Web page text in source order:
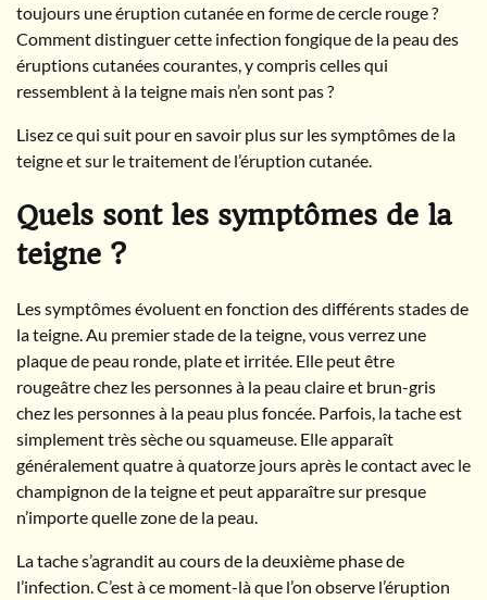
toujours une éruption cutanée en forme de cercle rouge ?
Comment distinguer cette infection fongique de la peau des
éruptions cutanées courantes, y compris celles qui
ressemblent à la teigne mais n’en sont pas ?
Lisez ce qui suit pour en savoir plus sur les symptômes de la
teigne et sur le traitement de l’éruption cutanée.
Quels sont les symptômes de la
teigne ?
Les symptômes évoluent en fonction des différents stades de
la teigne. Au premier stade de la teigne, vous verrez une
plaque de peau ronde, plate et irritée. Elle peut être
rougeâtre chez les personnes à la peau claire et brun-gris
chez les personnes à la peau plus foncée. Parfois, la tache est
simplement très sèche ou squameuse. Elle apparaît
généralement quatre à quatorze jours après le contact avec le
champignon de la teigne et peut apparaître sur presque
n’importe quelle zone de la peau.
La tache s’agrandit au cours de la deuxième phase de
l’infection. C’est à ce moment-là que l’on observe l’éruption